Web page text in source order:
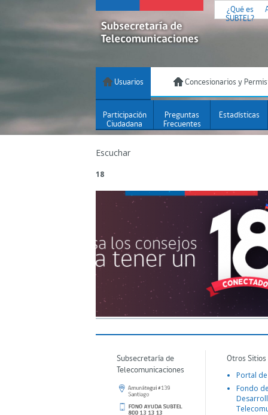
¿Qué es
SUBTEL?
Usuarios Concesionarios y
Participación
Ciudadana
Preguntas
Frecuentes
Estadísticas
Escuchar
18
Subsecretaría de
Telecomunicaciones
Otros
Portal
Fondo